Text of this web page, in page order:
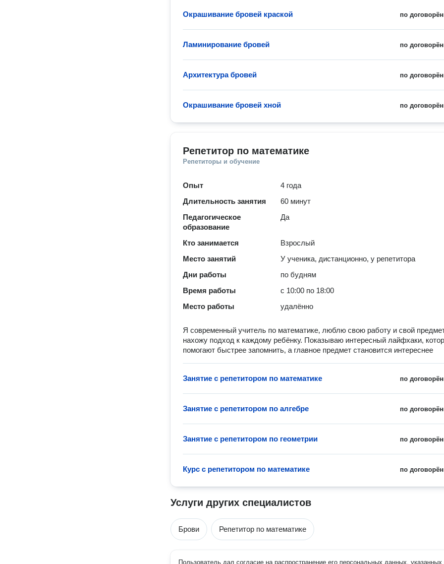
по
Окрашивание бровей краской
по
Ламинирование бровей
по
Архитектура бровей
по
Окрашивание бровей хной
Репетитор по математике
Репетиторы и обучение
Опыт
4 года
Длительность занятия
60 минут
Педагогическое
образование
Да
Кто занимается
Взрослый
Место занятий
У ученика, дистанционно, у репетитора
Дни работы
по будням
Время работы
с 10:00 по 18:00
Место работы
удалённо
Я современный учитель по математике, люблю свою работу и свой
нахожу подход к каждому ребёнку. Показываю интересный лайфхаки,
помогают быстрее запомнить, а главное предмет становится интереснее
по
Занятие с репетитором по математике
по
Занятие с репетитором по алгебре
по
Занятие с репетитором по геометрии
по
Курс с репетитором по математике
Услуги других специалистов
Брови Репетитор по математике
Пользователь дал согласие на распространение его персональных данных, указанных